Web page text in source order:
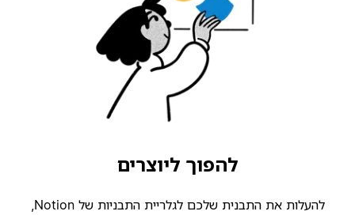
להפוך ליוצרים
להעלות את התבנית שלכם לגלריית התבניות של Notion,